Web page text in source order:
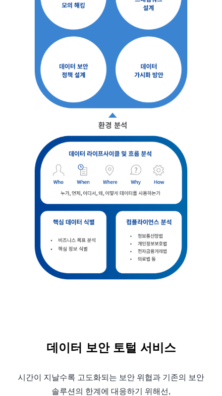
데이터 보안 토털 서비스
시간이 지날수록 고도화되는 보안 위협과 기존의 보안
솔루션의 한계에 대응하기 위해선,